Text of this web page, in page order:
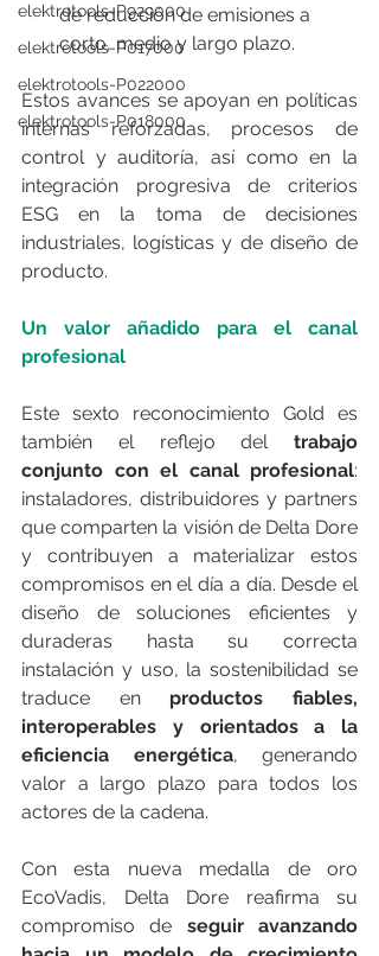
elektrotools-P929000
elektrotools-P017000
elektrotools-P022000
elektrotools-P018000
de reducción de emisiones a
corto, medio y largo plazo.
Estos avances se apoyan en políticas
internas reforzadas, procesos de
control y auditoría, así como en la
integración progresiva de criterios
ESG en la toma de decisiones
industriales, logísticas y de diseño de
producto.
Un valor añadido para el canal
profesional
Este sexto reconocimiento Gold es
también el reflejo del trabajo
conjunto con el canal profesional:
instaladores, distribuidores y partners
que comparten la visión de Delta Dore
y contribuyen a materializar estos
compromisos en el día a día. Desde el
diseño de soluciones eficientes y
duraderas hasta su correcta
instalación y uso, la sostenibilidad se
traduce en productos fiables,
interoperables y orientados a la
eficiencia energética, generando
valor a largo plazo para todos los
actores de la cadena.
Con esta nueva medalla de oro
EcoVadis, Delta Dore reafirma su
compromiso de seguir avanzando